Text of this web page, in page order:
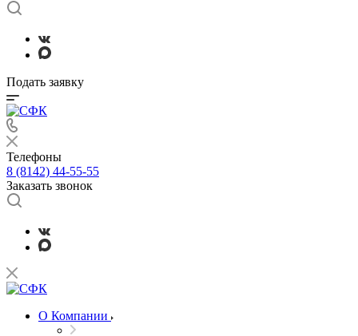
Подать заявку
Телефоны
8 (8142) 44-55-55
Заказать звонок
О Компании